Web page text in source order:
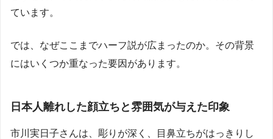
ています。
では、なぜここまでハーフ説が広まったのか。その背景
にはいくつか重なった要因があります。
日本人離れした顔立ちと雰囲気が与えた印象
市川実日子さんは、彫りが深く、目鼻立ちがはっきりし